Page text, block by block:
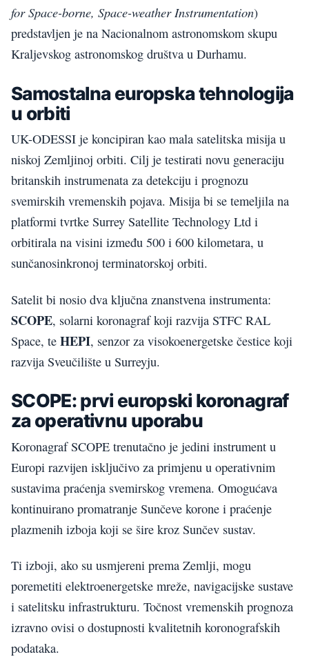
for Space-borne, Space-weather Instrumentation)
predstavljen je na Nacionalnom astronomskom skupu
Kraljevskog astronomskog društva u Durhamu.
Samostalna europska tehnologija
u orbiti
UK-ODESSI je koncipiran kao mala satelitska misija u
niskoj Zemljinoj orbiti. Cilj je testirati novu generaciju
britanskih instrumenata za detekciju i prognozu
svemirskih vremenskih pojava. Misija bi se temeljila na
platformi tvrtke Surrey Satellite Technology Ltd i
orbitirala na visini između 500 i 600 kilometara, u
sunčanosinkronoj terminatorskoj orbiti.
Satelit bi nosio dva ključna znanstvena instrumenta:
SCOPE, solarni koronagraf koji razvija STFC RAL
Space, te HEPI, senzor za visokoenergetske čestice koji
razvija Sveučilište u Surreyju.
SCOPE: prvi europski koronagraf
za operativnu uporabu
Koronagraf SCOPE trenutačno je jedini instrument u
Europi razvijen isključivo za primjenu u operativnim
sustavima praćenja svemirskog vremena. Omogućava
kontinuirano promatranje Sunčeve korone i praćenje
plazmenih izboja koji se šire kroz Sunčev sustav.
Ti izboji, ako su usmjereni prema Zemlji, mogu
poremetiti elektroenergetske mreže, navigacijske sustave
i satelitsku infrastrukturu. Točnost vremenskih prognoza
izravno ovisi o dostupnosti kvalitetnih koronografskih
podataka.